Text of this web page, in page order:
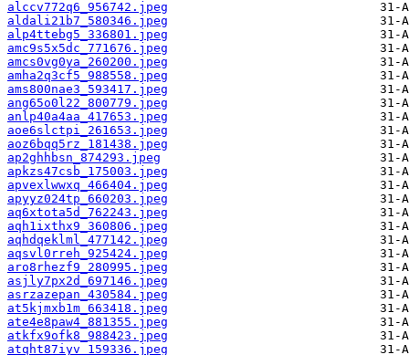
alccv772q6_956742.jpeg
aldali21b7_580346.jpeg
alp4ttebg5_336801.jpeg
amc9s5x5dc_771676.jpeg
amcs0vg0ya_260200.jpeg
amha2q3cf5_988558.jpeg
ams800nae3_593417.jpeg
ang65o0l22_800779.jpeg
anlp40a4aa_417653.jpeg
aoe6slctpi_261653.jpeg
aoz6bqq5rz_181438.jpeg
ap2ghhbsn_874293.jpeg
apkzs47csb_175003.jpeg
apvexlwwxq_466404.jpeg
apyyz024tp_660203.jpeg
aq6xtota5d_762243.jpeg
aqh1ixthx9_360806.jpeg
aqhdqeklml_477142.jpeg
aqsvl0rreh_925424.jpeg
aro8rhezf9_280995.jpeg
asjly7px2d_697146.jpeg
asrzazepan_430584.jpeg
at5kjmxb1m_663418.jpeg
ate4e8paw4_881355.jpeg
atkfx9ofk8_988423.jpeg
atqht87iyv_159336.jpeg